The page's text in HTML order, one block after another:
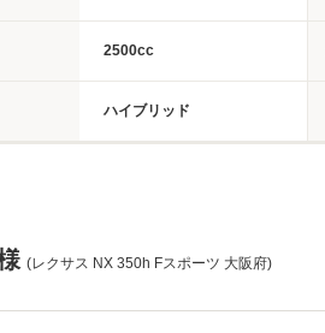
2500cc
ハイブリッド
(レクサス NX 350h Fスポーツ 大阪府)